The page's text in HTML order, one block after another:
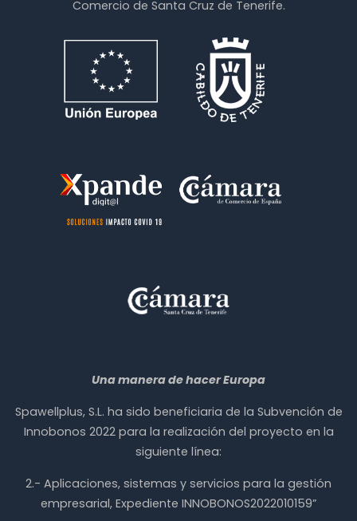
Comercio de Santa Cruz de Tenerife.
Una manera de hacer Europa
Spawellplus, S.L. ha sido beneficiaria de la Subvención de
Innobonos 2022 para la realización del proyecto en la
siguiente línea:
2.- Aplicaciones, sistemas y servicios para la gestión
empresarial, Expediente INNOBONOS2022010159”